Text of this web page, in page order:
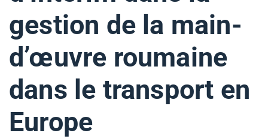
gestion de la main-
d’œuvre roumaine
dans le transport en
Europe